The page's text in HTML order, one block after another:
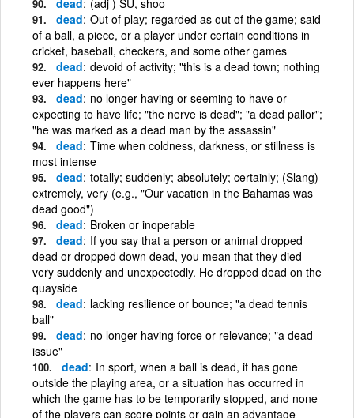
dead Out of play; regarded as out of the game; said
of a ball, a piece, or a player under certain conditions in
cricket, baseball, checkers, and some other games
dead devoid of activity; "this is a dead town; nothing
ever happens here"
dead no longer having or seeming to have or
expecting to have life; "the nerve is dead"; "a dead pallor";
"he was marked as a dead man by the assassin"
dead Time when coldness, darkness, or stillness is
most intense
dead totally; suddenly; absolutely; certainly; (Slang)
extremely, very (e.g., "Our vacation in the Bahamas was
dead good")
dead Broken or inoperable
dead If you say that a person or animal dropped
dead or dropped down dead, you mean that they died
very suddenly and unexpectedly. He dropped dead on the
quayside
dead lacking resilience or bounce; "a dead tennis
ball"
dead no longer having force or relevance; "a dead
issue"
dead In sport, when a ball is dead, it has gone
outside the playing area, or a situation has occurred in
which the game has to be temporarily stopped, and none
of the players can score points or gain an advantage